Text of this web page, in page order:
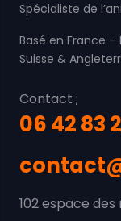
Spécialiste de
Basé en France
Suisse &
Contact ;
06 42 83
102 espace des